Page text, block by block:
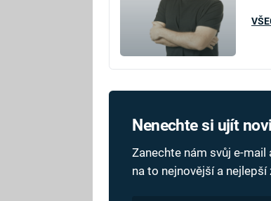
Nenechte si ujít
Zanechte nám svůj e-
na to nejnovější a nejlepší